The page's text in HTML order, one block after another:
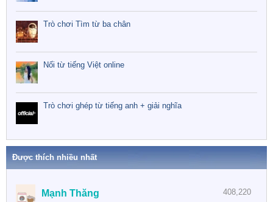
Trò chơi Tìm từ ba chân
Nối từ tiếng Việt online
Trò chơi ghép từ tiếng anh + giải nghĩa
Được thích nhiều nhất
408,220
Mạnh Thăng